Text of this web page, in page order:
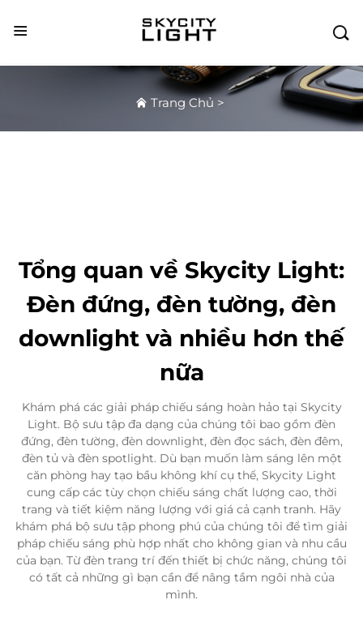

Trang Chủ >
Tổng quan về Skycity Light:
Đèn đứng, đèn tường, đèn
downlight và nhiều hơn thế
nữa
Khám phá các giải pháp chiếu sáng hoàn hảo tại Skycity
Light. Bộ sưu tập đa dạng của chúng tôi bao gồm đèn
đứng, đèn tường, đèn downlight, đèn đọc sách, đèn đêm,
đèn tủ và đèn spotlight. Dù bạn muốn làm sáng lên một
căn phòng hay tạo bầu không khí cụ thể, Skycity Light
cung cấp các tùy chọn chiếu sáng chất lượng cao, thời
trang và tiết kiệm năng lượng với giá cả cạnh tranh. Hãy
khám phá bộ sưu tập phong phú của chúng tôi để tìm giải
pháp chiếu sáng phù hợp nhất cho không gian và nhu cầu
của bạn. Từ đèn trang trí đến thiết bị chức năng, chúng tôi
có tất cả những gì bạn cần để nâng tầm ngôi nhà của
mình.